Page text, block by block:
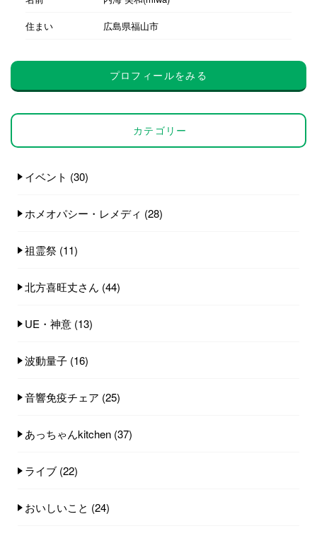
住まい
広島県福山市
プロフィールをみる
カテゴリー
イベント (30)
ホメオパシー・レメディ (28)
祖霊祭 (11)
北方喜旺丈さん (44)
UE・神意 (13)
波動量子 (16)
音響免疫チェア (25)
あっちゃんkitchen (37)
ライブ (22)
おいしいこと (24)